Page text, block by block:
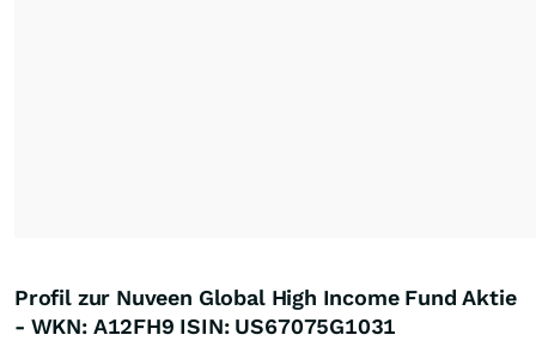
Profil zur Nuveen Global High Income Fund Aktie
- WKN: A12FH9 ISIN: US67075G1031